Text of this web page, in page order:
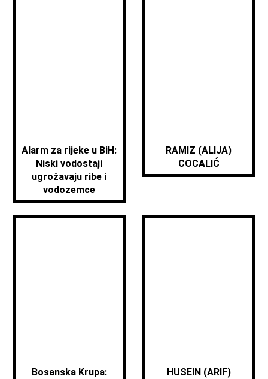
Alarm za rijeke u BiH:
Niski vodostaji
ugrožavaju ribe i
vodozemce
RAMIZ (ALIJA)
COCALIĆ
Bosanska Krupa:
HUSEIN (ARIF)